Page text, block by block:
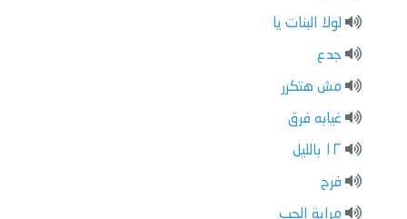
لولا البنات يا
جدع
مش هتكرر
غيابه فرق
١٢ بالليل
فرح
مراية الحب